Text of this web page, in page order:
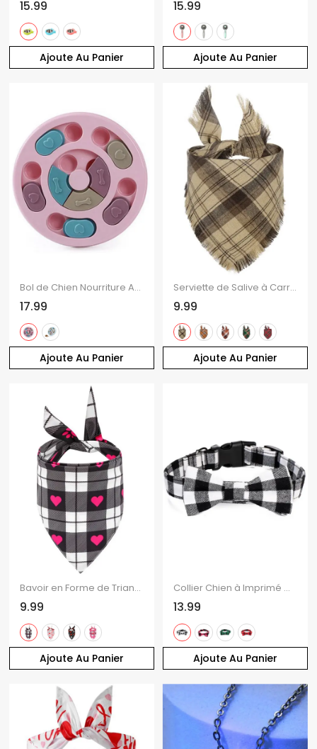
Ajoute Au Panier
15.99
Ajoute Au Panier
15.99
Ajoute Au Panier
Bol de Chien Nourriture Anti-étouffement
17.99
Ajoute Au Panier
Serviette de Salive à Carreaux Colorés avec Pompons pour Animal Domestique
9.99
Ajoute Au Panier
Bavoir en Forme de Triangle pour Animal à Imprimé Lèvres Coloré et Cœur
9.99
Ajoute Au Panier
Collier Chien à Imprimé Carreaux avec Nœud Papillon
13.99